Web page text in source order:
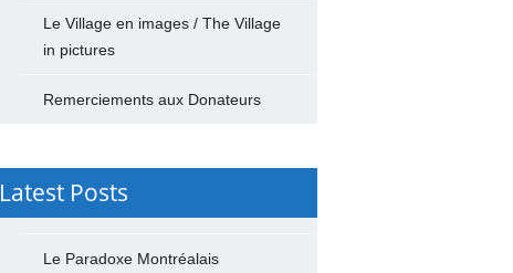
Le Village en images / The Village
in pictures
Remerciements aux Donateurs
Latest Posts
Le Paradoxe Montréalais